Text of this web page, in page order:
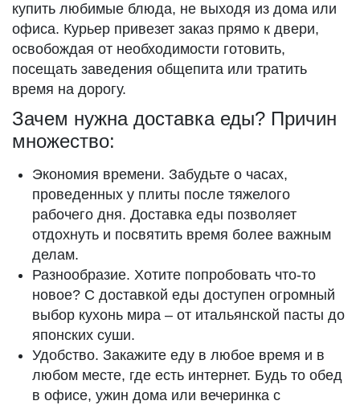
купить любимые блюда, не выходя из дома или
офиса. Курьер привезет заказ прямо к двери,
освобождая от необходимости готовить,
посещать заведения общепита или тратить
время на дорогу.
Зачем нужна доставка еды? Причин
множество:
Экономия времени. Забудьте о часах,
проведенных у плиты после тяжелого
рабочего дня. Доставка еды позволяет
отдохнуть и посвятить время более важным
делам.
Разнообразие. Хотите попробовать что-то
новое? С доставкой еды доступен огромный
выбор кухонь мира – от итальянской пасты до
японских суши.
Удобство. Закажите еду в любое время и в
любом месте, где есть интернет. Будь то обед
в офисе, ужин дома или вечеринка с